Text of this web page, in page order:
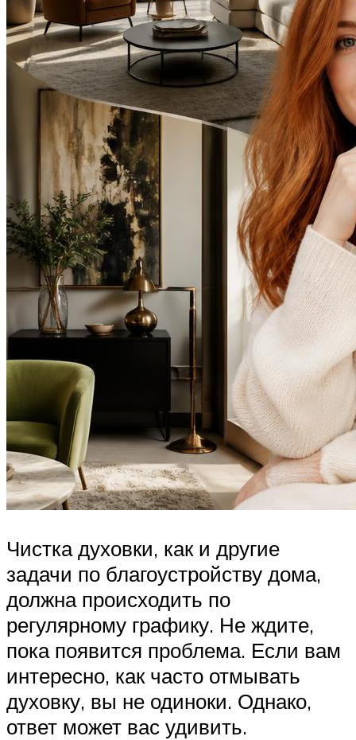
Чистка духовки, как и другие
задачи по благоустройству дома,
должна происходить по
регулярному графику. Не ждите,
пока появится проблема. Если вам
интересно, как часто отмывать
духовку, вы не одиноки. Однако,
ответ может вас удивить.